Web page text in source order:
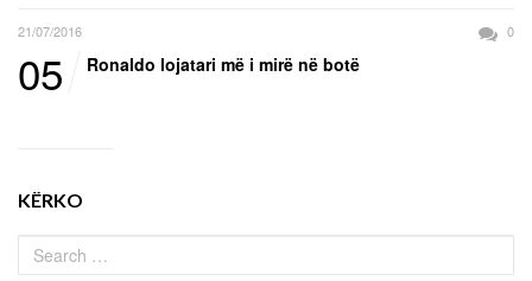
21/07/2016 0
05 Ronaldo lojatari më i mirë në botë
KËRKO